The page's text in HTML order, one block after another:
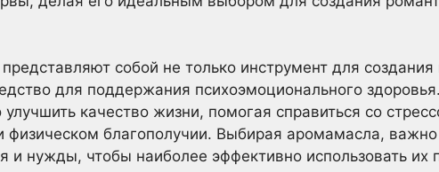
собой не только инструмент для
для поддержания психоэмоционального
качество жизни, помогая справиться со
физическом благополучии. Выбирая аромамасла,
и нужды, чтобы наиболее эффективно использовать